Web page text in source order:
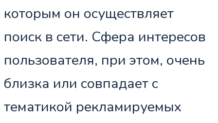
которым он осуществляет
поиск в сети. Сфера интересов
пользователя, при этом, очень
близка или совпадает с
тематикой рекламируемых